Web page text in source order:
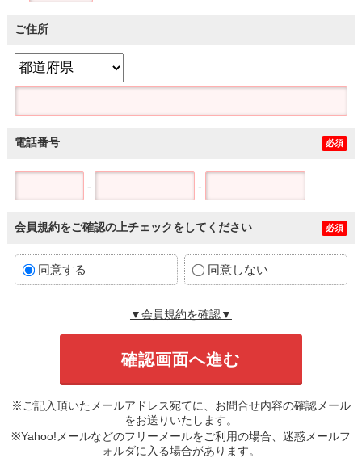
ご住所
電話番号 必須
- -
会員規約をご確認の上チェックをしてください 必須
同意する 同意しない
▼会員規約を確認▼
※ご記入頂いたメールアドレス宛てに、お問合せ内容の確認メール
をお送りいたします。
※Yahoo!メールなどのフリーメールをご利用の場合、迷惑メールフ
ォルダに入る場合があります。